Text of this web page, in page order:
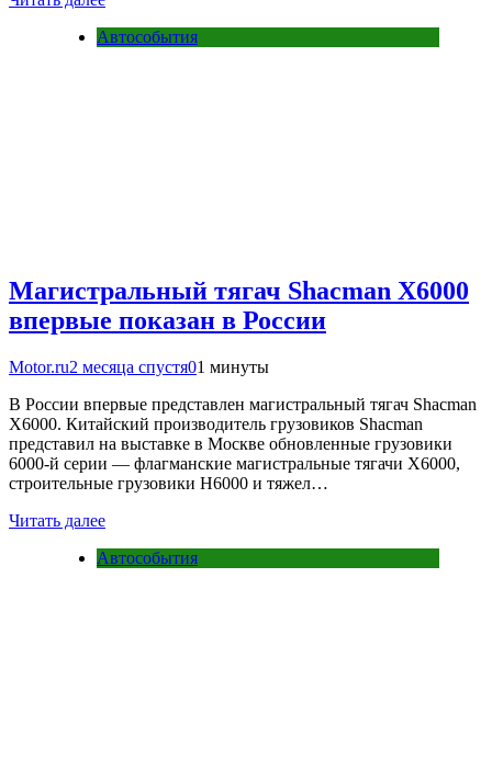
Автособытия
Магистральный тягач Shacman X6000
впервые показан в России
Motor.ru2 месяца спустя01 минуты
В России впервые представлен магистральный тягач Shacman
X6000. Китайский производитель грузовиков Shacman
представил на выставке в Москве обновленные грузовики
6000-й серии — флагманские магистральные тягачи X6000,
строительные грузовики H6000 и тяжел…
Читать далее
Автособытия